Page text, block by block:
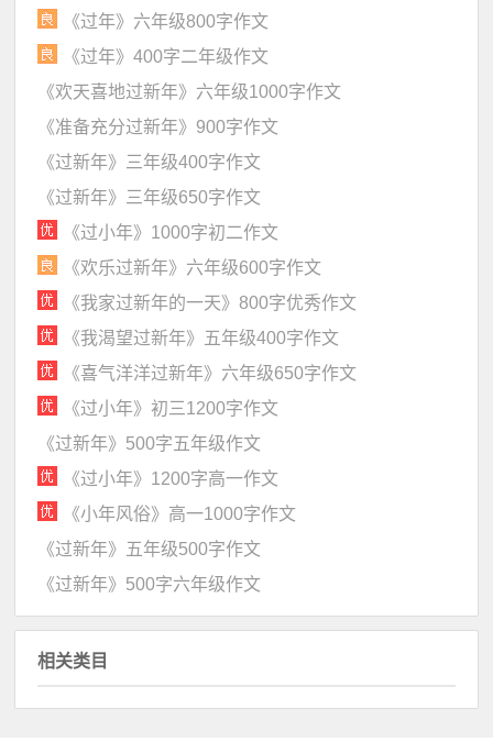
《过年》六年级800字作文
《过年》400字二年级作文
《欢天喜地过新年》六年级1000字作文
《准备充分过新年》900字作文
《过新年》三年级400字作文
《过新年》三年级650字作文
《过小年》1000字初二作文
《欢乐过新年》六年级600字作文
《我家过新年的一天》800字优秀作文
《我渴望过新年》五年级400字作文
《喜气洋洋过新年》六年级650字作文
《过小年》初三1200字作文
《过新年》500字五年级作文
《过小年》1200字高一作文
《小年风俗》高一1000字作文
《过新年》五年级500字作文
《过新年》500字六年级作文
相关类目